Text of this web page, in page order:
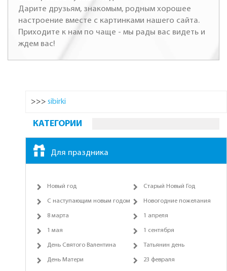
Дарите друзьям, знакомым, родным хорошее
настроение вместе с картинками нашего сайта.
Приходите к нам по чаще - мы рады вас видеть и
ждем вас!
>>> sibirki
КАТЕГОРИИ
Для праздника
Новый год Старый Новый Год
С наступающим новым годом Новогодние пожелания
8 марта 1 апреля
1 мая 1 сентября
День Святого Валентина Татьянин день
День Матери 23 февраля